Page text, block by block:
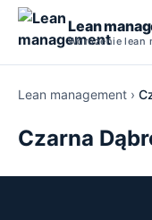
Lean
Wdrożenie lean
Szkolenia Lean
Kurs Lean
5S
Lean management ›
Czarna